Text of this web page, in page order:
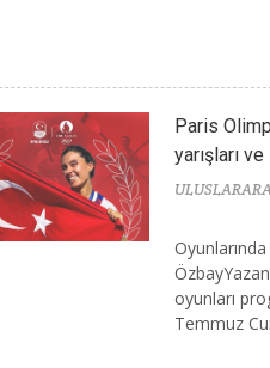
Paris
yarışları
oyunları
Temmuz